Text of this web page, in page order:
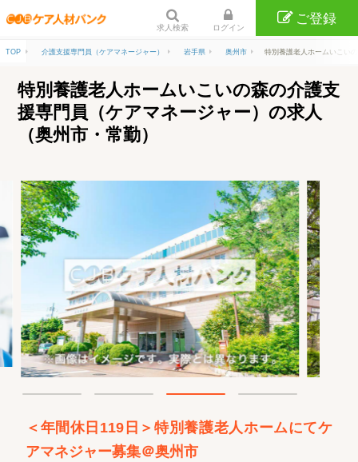
求人検索 ログイン
ご登録
TOP 介護支援専門員（ケアマネージャー） 岩手県 奥州市 特別養護老人ホームいこい
特別養護老人ホームいこいの森の介護支
援専門員（ケアマネージャー）の求人
（奥州市・常勤）
＜年間休日119日＞特別養護老人ホームにてケ
アマネジャー募集＠奥州市